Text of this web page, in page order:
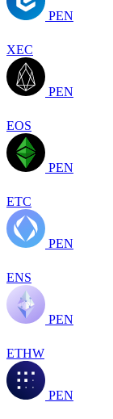
PEN
XEC
PEN
EOS
PEN
ETC
PEN
ENS
PEN
ETHW
PEN